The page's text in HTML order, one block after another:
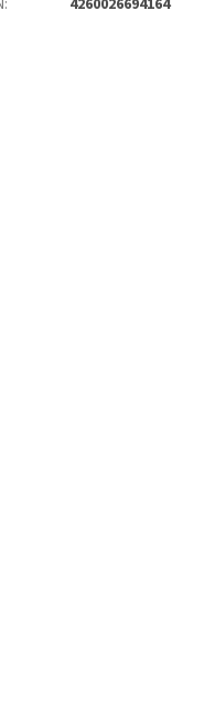
: 4260026694164